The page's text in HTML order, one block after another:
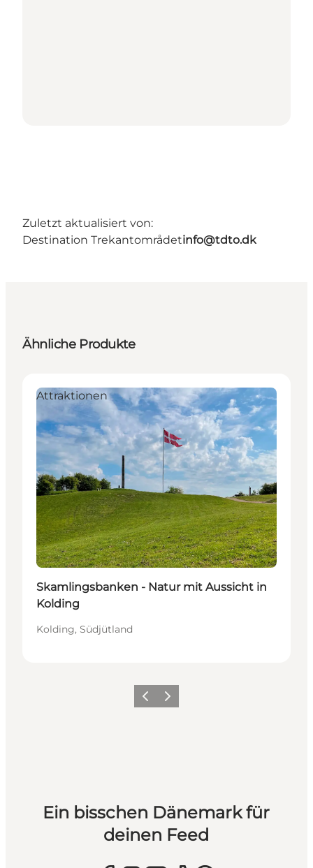
Zuletzt aktualisiert von:
Destination Trekantområdetinfo@tdto.dk
Ähnliche Produkte
Attraktionen
Skamlingsbanken - Natur mit Aussicht in
Kolding
Kolding, Südjütland
ZurückWeiter
Ein bisschen Dänemark für
deinen Feed